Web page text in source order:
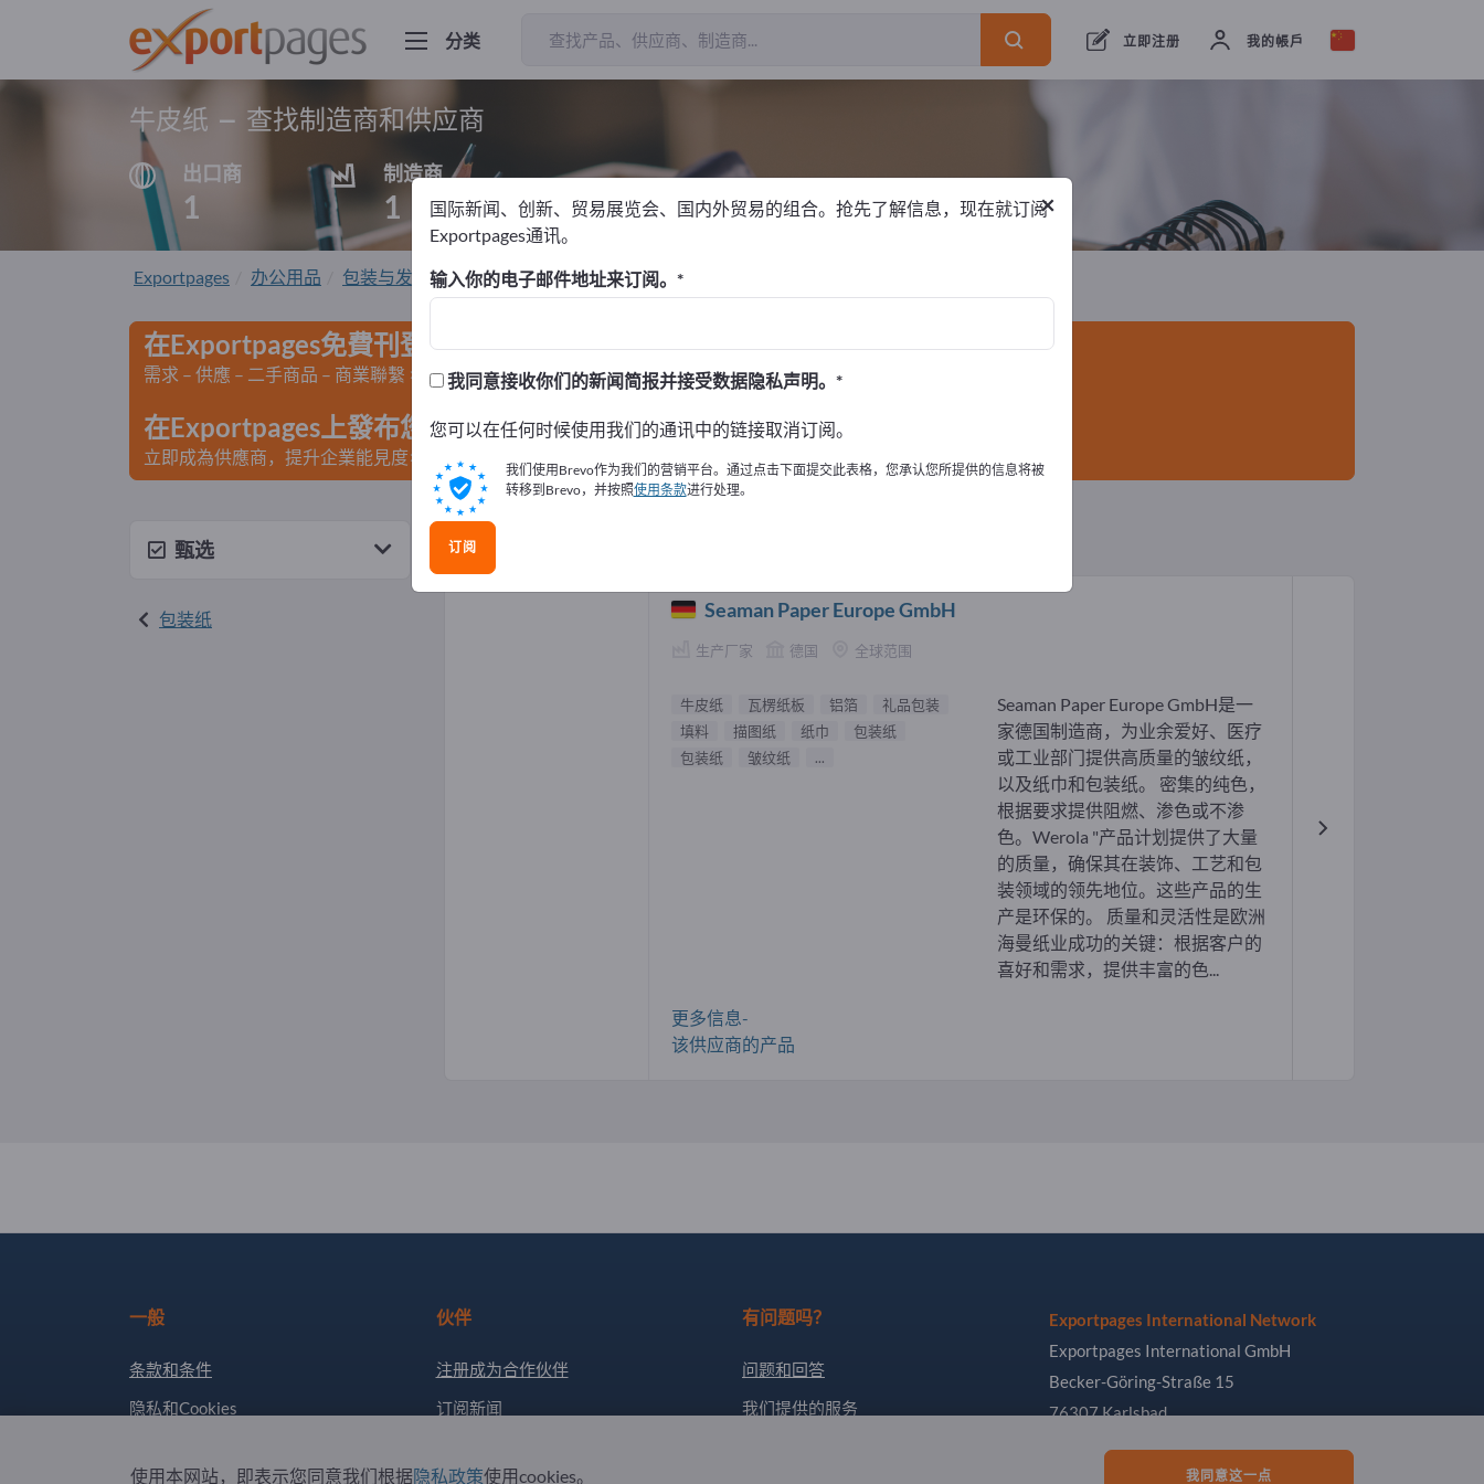
分类 立即注册 我的帳戶
牛皮纸 – 查找制造商和供应商
出口商
1
制造商
1
出口商1 制造商
Exportpages 办公用品 包装与发运 包装纸 牛皮纸
在Exportpages免費刊登廣告！
需求 – 供應 – 二手商品 – 商業聯繫 >> 由此開始
在Exportpages上發布您的公司與產品資訊。
立即成為供應商，提升企業能見度>> 點此發布資訊
甄选
包装纸
牛皮纸 供應商 (1)
Seaman Paper Europe GmbH
生产厂家 德国 全球范围
牛皮纸 瓦楞纸板 铝箔
礼品包装
填料
描图纸 纸巾
包装纸
包装纸
皱纹纸 ...
Seaman Paper Europe GmbH是一
家德国制造商，为业余爱好、医疗
或工业部门提供高质量的皱纹纸，
以及纸巾和包装纸。 密集的纯色，
根据要求提供阻燃、渗色或不渗
色。Werola "产品计划提供了大量
的质量，确保其在装饰、工艺和包
装领域的领先地位。这些产品的生
产是环保的。 质量和灵活性是欧洲
海曼纸业成功的关键：根据客户的
喜好和需求，提供丰富的色...
更多信息-
该供应商的产品
一般
条款和条件
隐私和Cookies
伙伴
注册成为合作伙伴
订阅新闻
有问题吗？
问题和回答
我们提供的服务
Exportpages International Network
Exportpages International GmbH
Becker-Göring-Straße 15
76307 Karlsbad
使用本网站，即表示您同意我们根据隐私政策使用cookies。 我同意这一点
×
国际新闻、创新、贸易展览会、国内外贸易的组合。抢先了解信息，现在就订阅
Exportpages通讯。
输入你的电子邮件地址来订阅。
我同意接收你们的新闻简报并接受数据隐私声明。
您可以在任何时候使用我们的通讯中的链接取消订阅。
我们使用Brevo作为我们的营销平台。通过点击下面提交此表格，您承认您所提供的信息将被
转移到Brevo，并按照使用条款进行处理。
订阅